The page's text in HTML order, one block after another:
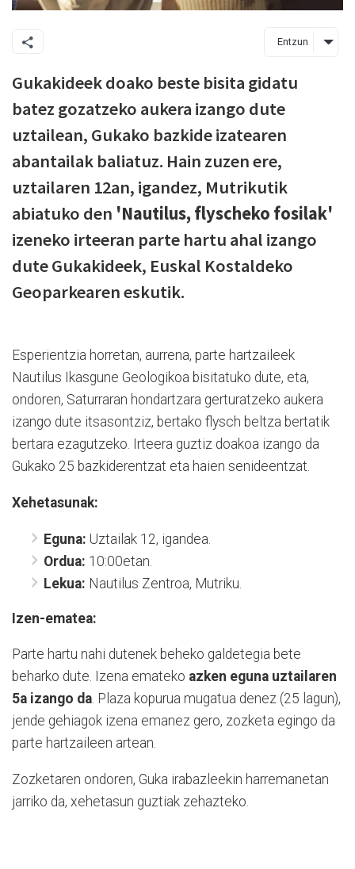
Entzun
Gukakideek doako beste bisita gidatu
batez gozatzeko aukera izango dute
uztailean, Gukako bazkide izatearen
abantailak baliatuz. Hain zuzen ere,
uztailaren 12an, igandez, Mutrikutik
abiatuko den 'Nautilus, flyscheko fosilak'
izeneko irteeran parte hartu ahal izango
dute Gukakideek, Euskal Kostaldeko
Geoparkearen eskutik.
Esperientzia horretan, aurrena, parte hartzaileek
Nautilus Ikasgune Geologikoa bisitatuko dute, eta,
ondoren, Saturraran hondartzara gerturatzeko aukera
izango dute itsasontziz, bertako flysch beltza bertatik
bertara ezagutzeko. Irteera guztiz doakoa izango da
Gukako 25 bazkiderentzat eta haien senideentzat.
Xehetasunak:
Eguna: Uztailak 12, igandea.
Ordua: 10:00etan.
Lekua: Nautilus Zentroa, Mutriku.
Izen-ematea:
Parte hartu nahi dutenek beheko galdetegia bete
beharko dute. Izena emateko azken eguna uztailaren
5a izango da. Plaza kopurua mugatua denez (25 lagun),
jende gehiagok izena emanez gero, zozketa egingo da
parte hartzaileen artean.
Zozketaren ondoren, Guka irabazleekin harremanetan
jarriko da, xehetasun guztiak zehazteko.